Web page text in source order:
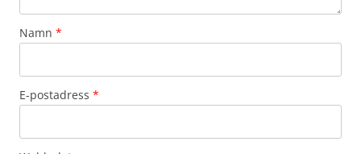
Namn *
E-postadress *